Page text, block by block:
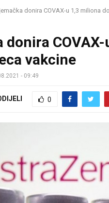
donira COVAX-u 1,3 miliona
donira
vakcine
- 09:49
0